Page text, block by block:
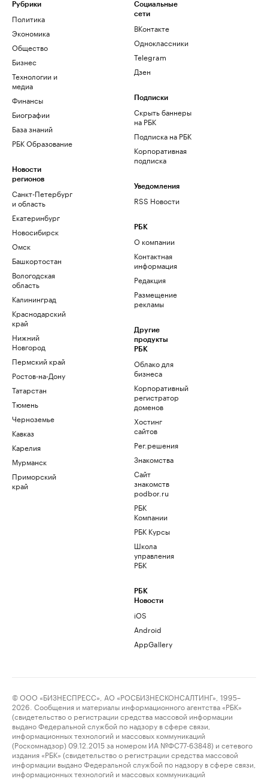
Рубрики
Политика
Экономика
Общество
Бизнес
Технологии и
медиа
Финансы
Биографии
База знаний
РБК Образование
Новости
регионов
Санкт-Петербург
и область
Екатеринбург
Новосибирск
Омск
Башкортостан
Вологодская
область
Калининград
Краснодарский
край
Нижний
Новгород
Пермский край
Ростов-на-Дону
Татарстан
Тюмень
Черноземье
Кавказ
Карелия
Мурманск
Приморский
край
Социальные
сети
ВКонтакте
Одноклассники
Telegram
Дзен
Подписки
Скрыть баннеры
на РБК
Подписка на РБК
Корпоративная
подписка
Уведомления
RSS Новости
РБК
О компании
Контактная
информация
Редакция
Размещение
рекламы
Другие
продукты
РБК
Облако для
бизнеса
Корпоративный
регистратор
доменов
Хостинг
сайтов
Рег.решения
Знакомства
Сайт
знакомств
podbor.ru
РБК
Компании
РБК Курсы
Школа
управления
РБК
РБК
Новости
iOS
Android
AppGallery
© ООО «БИЗНЕСПРЕСС», АО «РОСБИЗНЕСКОНСАЛТИНГ», 1995–
2026. Сообщения и материалы информационного агентства «РБК»
(свидетельство о регистрации средства массовой информации
выдано Федеральной службой по надзору в сфере связи,
информационных технологий и массовых коммуникаций
(Роскомнадзор) 09.12.2015 за номером ИА №ФС77-63848) и сетевого
издания «РБК» (свидетельство о регистрации средства массовой
информации выдано Федеральной службой по надзору в сфере связи,
информационных технологий и массовых коммуникаций